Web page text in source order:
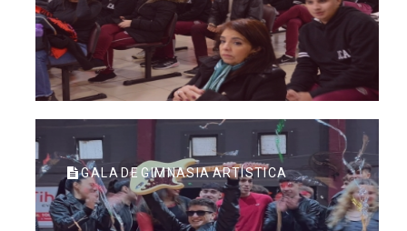
GALA DE GIMNASIA ARTÍSTICA